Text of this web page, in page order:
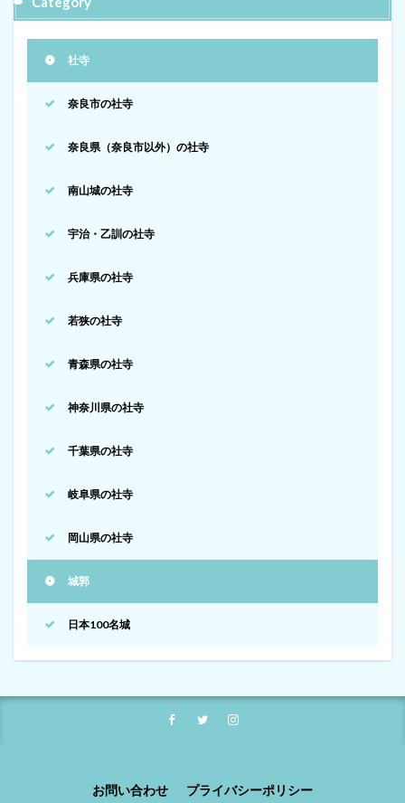
社寺
奈良市の社寺
奈良県（奈良市以外）の社寺
南山城の社寺
宇治・乙訓の社寺
兵庫県の社寺
若狭の社寺
青森県の社寺
神奈川県の社寺
千葉県の社寺
岐阜県の社寺
岡山県の社寺
城郭
日本100名城
お問い合わせ プライバシーポリシー